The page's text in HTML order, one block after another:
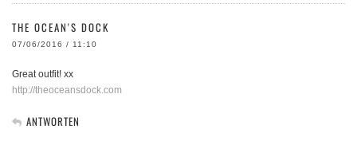
THE OCEAN'S DOCK
07/06/2016 / 11:10
Great outfit! xx
http://theoceansdock.com
ANTWORTEN